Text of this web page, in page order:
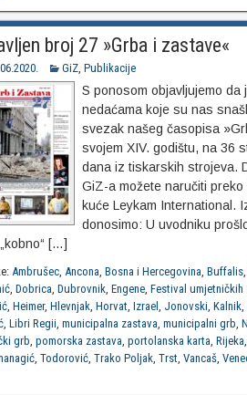
broj 27 »Grba i zastave«
GiZ, Publikacije
S ponosom objavljujemo da
nedaćama koje su nas
svezak našeg časopisa
svojem XIV. godištu, na 36
dana iz tiskarskih strojeva.
GiZ-a možete naručiti preko
kuće Leykam International.
donosimo: U uvodniku
[…]
Ambrušec, Ancona, Bosna i Hercegovina, Buffalis,
, Dobrica, Dubrovnik, Engene, Festival umjetničkih
, Heimer, Hlevnjak, Horvat, Izrael , Jonovski, Kalnik,
, Libri Regii, municipalna zastava, municipalni grb,
grb, pomorska zastava, portolanska karta, Rijeka,
, Todorović, Trako Poljak, Trst, Vancaš,